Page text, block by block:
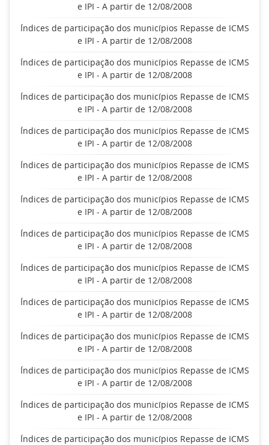
e IPI - A partir de 12/08/2008
Índices de participação dos municípios Repasse de ICMS
e IPI - A partir de 12/08/2008
Índices de participação dos municípios Repasse de ICMS
e IPI - A partir de 12/08/2008
Índices de participação dos municípios Repasse de ICMS
e IPI - A partir de 12/08/2008
Índices de participação dos municípios Repasse de ICMS
e IPI - A partir de 12/08/2008
Índices de participação dos municípios Repasse de ICMS
e IPI - A partir de 12/08/2008
Índices de participação dos municípios Repasse de ICMS
e IPI - A partir de 12/08/2008
Índices de participação dos municípios Repasse de ICMS
e IPI - A partir de 12/08/2008
Índices de participação dos municípios Repasse de ICMS
e IPI - A partir de 12/08/2008
Índices de participação dos municípios Repasse de ICMS
e IPI - A partir de 12/08/2008
Índices de participação dos municípios Repasse de ICMS
e IPI - A partir de 12/08/2008
Índices de participação dos municípios Repasse de ICMS
e IPI - A partir de 12/08/2008
Índices de participação dos municípios Repasse de ICMS
e IPI - A partir de 12/08/2008
Índices de participação dos municípios Repasse de ICMS